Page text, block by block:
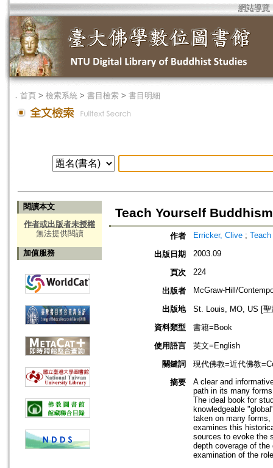
網站導覽
． 首頁 > 檢索系統 > 書目檢索 > 書目明細
閱讀本文
作者或出版者未授權
無法提供閱讀
加值服務
Teach Yourself Buddhism
作者 Erricker, Clive ;
出版日期 2003.09
頁次 224
出版者 McGraw-Hill/
出版地
St. Louis, MO, US [
資料類型
書籍=Book
使用語言
英文=English
關鍵詞
現代佛教=近代佛教
摘要
A clear and
path in its many
The ideal book for
knowledgeable
taken on many forms,
examines this
sources to evoke the
depth coverage of
examination of the